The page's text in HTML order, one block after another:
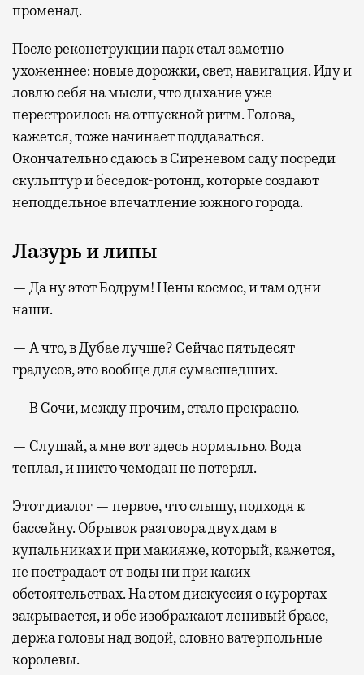
променад.
После реконструкции парк стал заметно
ухоженнее: новые дорожки, свет, навигация. Иду и
ловлю себя на мысли, что дыхание уже
перестроилось на отпускной ритм. Голова,
кажется, тоже начинает поддаваться.
Окончательно сдаюсь в Сиреневом саду посреди
скульптур и беседок-ротонд, которые создают
неподдельное впечатление южного города.
Лазурь и липы
— Да ну этот Бодрум! Цены космос, и там одни
наши.
— А что, в Дубае лучше? Сейчас пятьдесят
градусов, это вообще для сумасшедших.
— В Сочи, между прочим, стало прекрасно.
— Слушай, а мне вот здесь нормально. Вода
теплая, и никто чемодан не потерял.
Этот диалог — первое, что слышу, подходя к
бассейну. Обрывок разговора двух дам в
купальниках и при макияже, который, кажется,
не пострадает от воды ни при каких
обстоятельствах. На этом дискуссия о курортах
закрывается, и обе изображают ленивый брасс,
держа головы над водой, словно ватерпольные
королевы.